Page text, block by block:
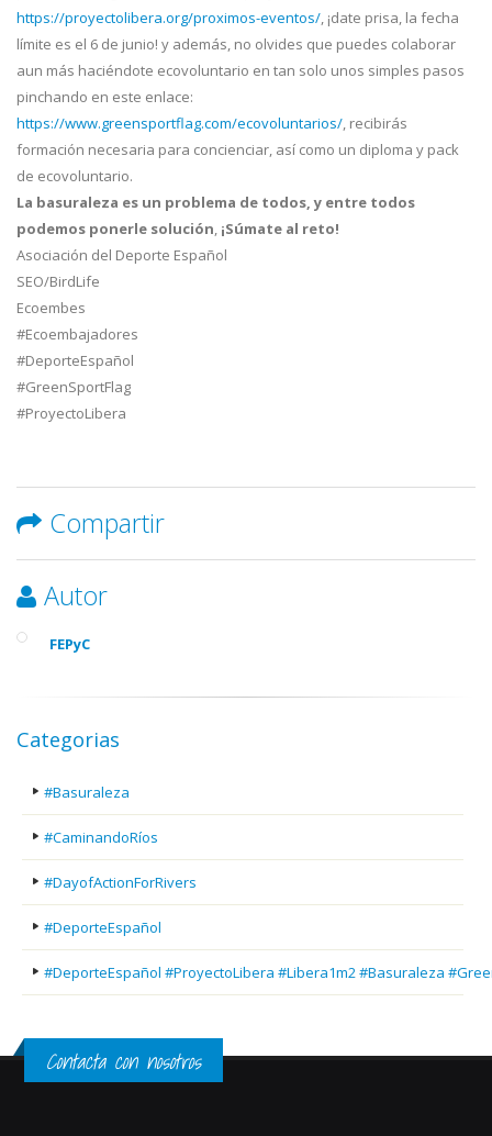
https://proyectolibera.org/proximos-eventos/, ¡date prisa, la fecha
límite es el 6 de junio! y además, no olvides que puedes colaborar
aun más haciéndote ecovoluntario en tan solo unos simples pasos
pinchando en este enlace:
https://www.greensportflag.com/ecovoluntarios/, recibirás
formación necesaria para concienciar, así como un diploma y pack
de ecovoluntario.
La basuraleza es un problema de todos, y entre todos
podemos ponerle solución, ¡Súmate al reto!
Asociación del Deporte Español
SEO/BirdLife
Ecoembes
#Ecoembajadores
#DeporteEspañol
#GreenSportFlag
#ProyectoLibera
Compartir
Autor
FEPyC
Categorias
#Basuraleza
#CaminandoRíos
#DayofActionForRivers
#DeporteEspañol
#DeporteEspañol #ProyectoLibera #Libera1m2 #Basuraleza
Contacta con nosotros